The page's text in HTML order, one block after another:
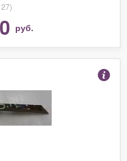
руб.